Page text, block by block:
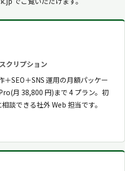
クリプション
＋SEO＋SNS 運用の月額パッケー
月 38,800 円)まで 4 プラン。初
談できる社外 Web 担当です。